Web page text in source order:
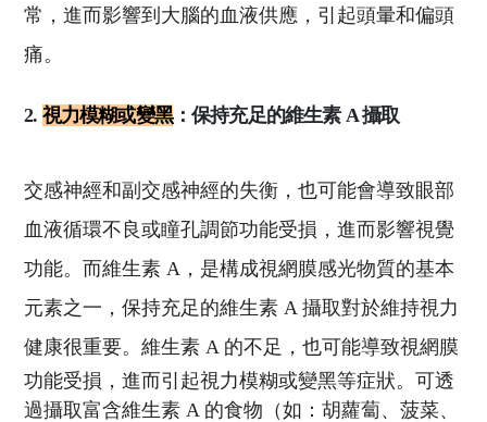
常，進而影響到大腦的血液供應，引起頭暈和偏頭
痛。
2. 視力模糊或變黑：保持充足的維生素 A 攝取
交感神經和副交感神經的失衡，也可能會導致眼部
血液循環不良或瞳孔調節功能受損，進而影響視覺
功能。而維生素 A，是構成視網膜感光物質的基本
元素之一，保持充足的維生素 A 攝取對於維持視力
健康很重要。 維生素 A 的不足，也可能導致視網膜
功能受損，進而引起視力模糊或變黑等症狀。可透
過攝取富含維生素 A 的食物（如：胡蘿蔔、菠菜、